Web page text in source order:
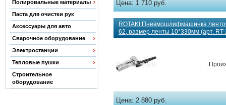
Полировальные материалы
Паста для очистки рук
Аксессуары для авто
Сварочное оборудование
Электростанции
Тепловые пушки
Строительное
оборудование
Цена:1 710 руб.
ROTAKI Пневмошлифмашинка
62, размер ленты 10*330мм (арт.
Цена:2 880 руб.